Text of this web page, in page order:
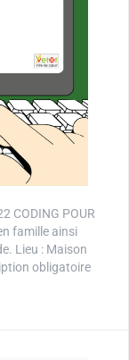
CODING POUR
famille ainsi
Lieu : Maison
obligatoire